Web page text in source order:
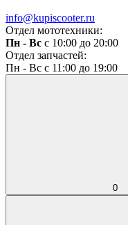
info@kupiscooter.ru
Отдел мототехники:
Пн - Вс с 10:00 до 20:00
Отдел запчастей:
Пн - Вс с 11:00 до 19:00
0